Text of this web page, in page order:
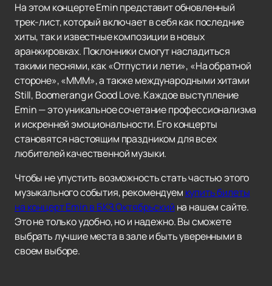
На этом концерте Emin представит обновленный
трек-лист, который включает в себя как последние
хиты, так и известные композиции в новых
аранжировках. Поклонники смогут насладиться
такими песнями, как «Отпусти и лети», «На обратной
стороне», «МММ», а также международными хитами
Still, Boomerang и Good Love. Каждое выступление
Emin — это уникальное сочетание профессионализма
и искренней эмоциональности. Его концерты
становятся настоящим праздником для всех
любителей качественной музыки.
Чтобы не упустить возможность стать частью этого
музыкального события, рекомендуем купить билеты
на концерт Emin в БКЗ Октябрьский на нашем сайте.
Это не только удобно, но и надежно. Вы сможете
выбрать лучшие места в зале и быть уверенными в
своем выборе.